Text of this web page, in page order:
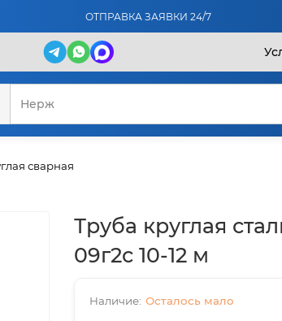
ОТПРАВКА ЗАЯВКИ 24/7
сварная
Труба круглая
09г2с 10-12 м
Осталось мало